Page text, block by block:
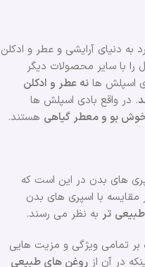
به دنیای آرایشی و عطر و ادکلن
را با سایر محصولات دیگر
اسپلش ها نه عطر و ادکلن
. در واقع بادی اسپلش ها
خوش بو و معطر گیاهی هستند.
های بدن در این است که
مقایسه با اسپری های بدن
طبیعی تر به نظر می رسند.
بر تمامی ویژگی و مزیت هایی
در آن از روغن های طبیعی